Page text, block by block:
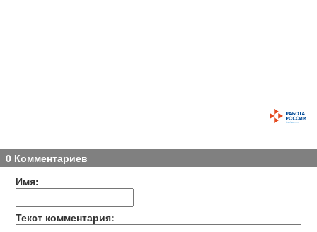
0 Комментариев
Имя:
Текст комментария: